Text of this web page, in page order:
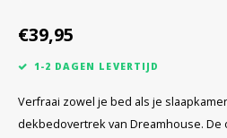
€39,95
1-2 DAGEN LEVERTIJD
Verfraai zowel je bed als je
dekbedovertrek van Dreamhouse. De